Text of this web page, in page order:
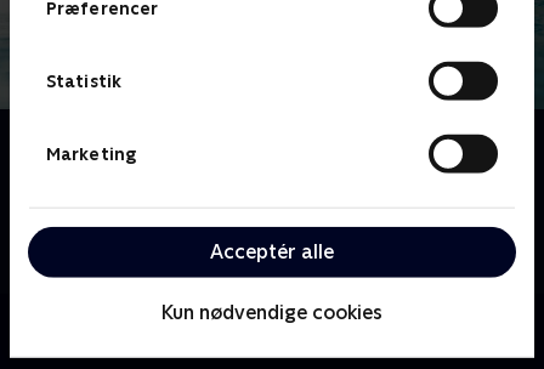
Præferencer
Statistik
Marketing
Acceptér alle
Kun nødvendige cookies
Om Surferne kommer
Der bliver vendt op og ned på tilværelsen for en
kommer på OL-programmet, og Danmark skal stille
et landshold!.